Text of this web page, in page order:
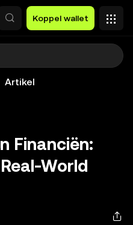
Koppel wallet
Artikel
Financiën:
World